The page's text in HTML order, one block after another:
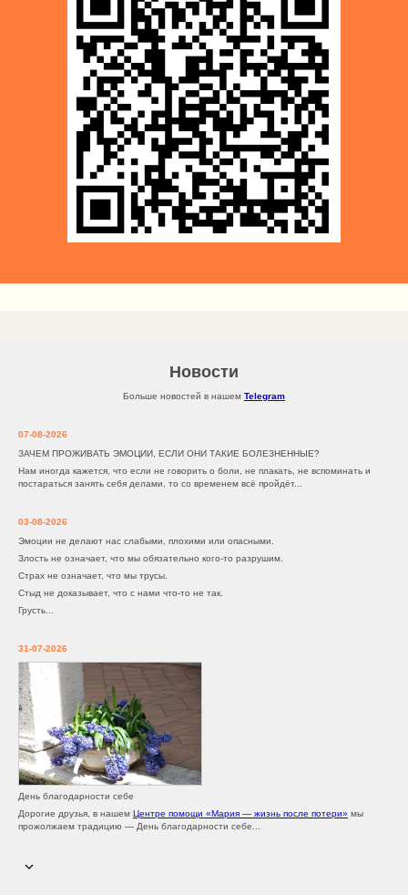
Новости
Больше новостей в нашем Telegram
07-08-2026
ЗАЧЕМ ПРОЖИВАТЬ ЭМОЦИИ, ЕСЛИ ОНИ ТАКИЕ БОЛЕЗНЕННЫЕ?
Нам иногда кажется, что если не говорить о боли, не плакать, не вспоминать и
постараться занять себя делами, то со временем всё пройдёт...
03-08-2026
Эмоции не делают нас слабыми, плохими или опасными.
Злость не означает, что мы обязательно кого-то разрушим.
Страх не означает, что мы трусы.
Стыд не доказывает, что с нами что-то не так.
Грусть...
31-07-2026
День благодарности себе
Дорогие друзья, в нашем Центре помощи «Мария — жизнь после потери» мы
прожолжаем традицию — День благодарности себе...